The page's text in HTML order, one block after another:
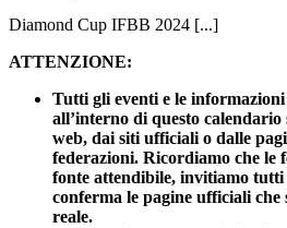
Diamond Cup IFBB 2024 [...]
ATTENZIONE:
Tutti gli eventi e le
all’interno di questo calendario
web, dai siti ufficiali o dalle
federazioni. Ricordiamo che le
fonte attendibile, invitiamo tutti
conferma le pagine ufficiali che
reale.